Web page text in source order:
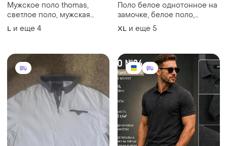
Мужское поло thomas,
светлое поло, мужская
футболка с воротником,
тениска поло, поло в
поло синее мужское
L и еще 4
Поло белое однотонное на
замочке, белое поло,
классическое поло
мужское
XL и еще 5